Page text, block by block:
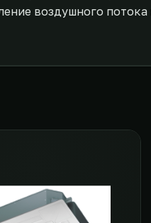
воздушного потока